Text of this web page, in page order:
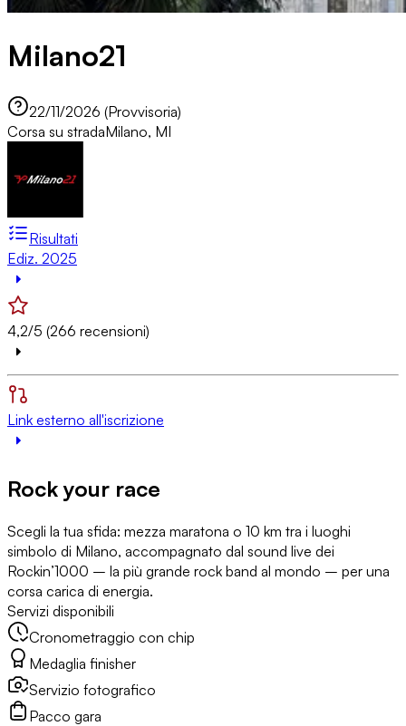
Milano21
22/11/2026 (Provvisoria)
Corsa su stradaMilano, MI
Risultati
Ediz. 2025
4,2/5 (266 recensioni)
Link esterno all'iscrizione
Rock your race
Scegli la tua sfida: mezza maratona o 10 km tra i luoghi
simbolo di Milano, accompagnato dal sound live dei
Rockin’1000 – la più grande rock band al mondo – per una
corsa carica di energia.
Servizi disponibili
Cronometraggio con chip
Medaglia finisher
Servizio fotografico
Pacco gara